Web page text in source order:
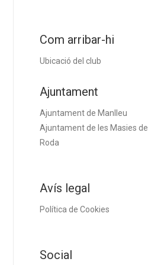
Com arribar-hi
Ubicació del club
Ajuntament
Ajuntament de Manlleu
Ajuntament de les Masies de
Roda
Avís legal
Política de Cookies
Social